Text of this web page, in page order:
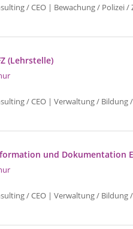
/ CEO | Bewachung / Polizei /
(Lehrstelle)
/ CEO | Verwaltung / Bildung /
und Dokumentation
/ CEO | Verwaltung / Bildung /